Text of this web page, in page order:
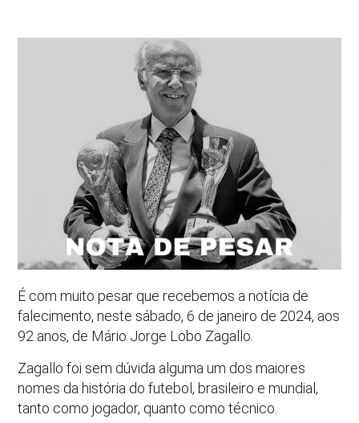
É com muito pesar que recebemos a notícia de
falecimento, neste sábado, 6 de janeiro de 2024, aos
92 anos, de Mário Jorge Lobo Zagallo.
Zagallo foi sem dúvida alguma um dos maiores
nomes da história do futebol, brasileiro e mundial,
tanto como jogador, quanto como técnico.